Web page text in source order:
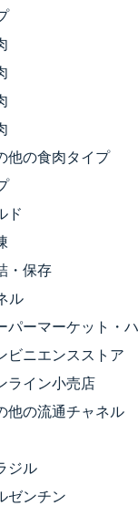
他の食肉タイプ
ド
・保存
ル
パーマーケット・
ビニエンスストア
ライン小売店
他の流通チャネル
ジル
ゼンチン